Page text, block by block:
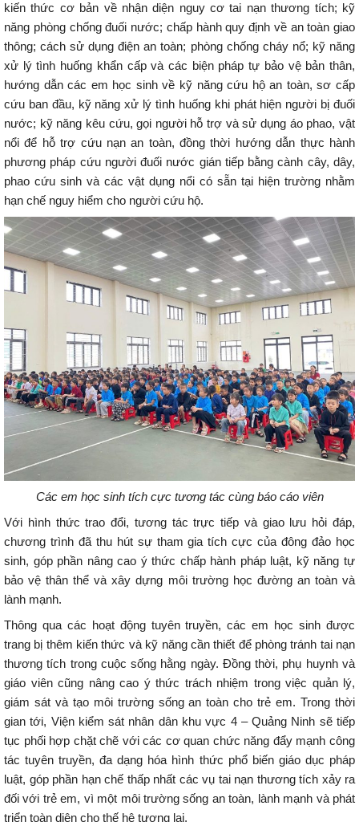
kiến thức cơ bản về nhận diện nguy cơ tai nạn thương tích; kỹ
năng phòng chống đuối nước; chấp hành quy định về an toàn giao
thông; cách sử dụng điện an toàn; phòng chống cháy nổ; kỹ năng
xử lý tình huống khẩn cấp và các biện pháp tự bảo vệ bản thân,
hướng dẫn các em học sinh về kỹ năng cứu hộ an toàn, sơ cấp
cứu ban đầu, kỹ năng xử lý tình huống khi phát hiện người bị đuối
nước; kỹ năng kêu cứu, gọi người hỗ trợ và sử dụng áo phao, vật
nổi để hỗ trợ cứu nạn an toàn, đồng thời hướng dẫn thực hành
phương pháp cứu người đuối nước gián tiếp bằng cành cây, dây,
phao cứu sinh và các vật dụng nổi có sẵn tại hiện trường nhằm
hạn chế nguy hiểm cho người cứu hộ.
Các em học sinh tích cực tương tác cùng báo cáo viên
Với hình thức trao đổi, tương tác trực tiếp và giao lưu hỏi đáp,
chương trình đã thu hút sự tham gia tích cực của đông đảo học
sinh, góp phần nâng cao ý thức chấp hành pháp luật, kỹ năng tự
bảo vệ thân thể và xây dựng môi trường học đường an toàn và
lành mạnh.
Thông qua các hoạt động tuyên truyền, các em học sinh được
trang bị thêm kiến thức và kỹ năng cần thiết để phòng tránh tai nạn
thương tích trong cuộc sống hằng ngày. Đồng thời, phụ huynh và
giáo viên cũng nâng cao ý thức trách nhiệm trong việc quản lý,
giám sát và tạo môi trường sống an toàn cho trẻ em. Trong thời
gian tới, Viện kiểm sát nhân dân khu vực 4 – Quảng Ninh sẽ tiếp
tục phối hợp chặt chẽ với các cơ quan chức năng đẩy mạnh công
tác tuyên truyền, đa dạng hóa hình thức phổ biến giáo dục pháp
luật, góp phần hạn chế thấp nhất các vụ tai nạn thương tích xảy ra
đối với trẻ em, vì một môi trường sống an toàn, lành mạnh và phát
triển toàn diện cho thế hệ tương lai.